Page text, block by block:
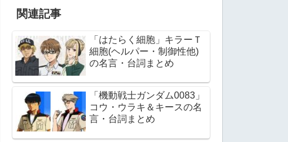
関連記事
「はたらく細胞」キラーＴ
細胞(ヘルパー・制御性他)
の名言・台詞まとめ
「機動戦士ガンダム0083」
コウ・ウラキ＆キースの名
言・台詞まとめ